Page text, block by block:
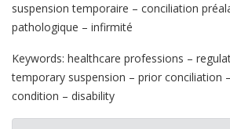
suspension temporaire – conciliation
pathologique – infirmité
Keywords: healthcare professions –
temporary suspension – prior conciliation
condition – disability